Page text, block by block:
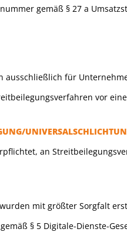
gemäß § 27 a
ausschließlich für
vor
an
mit größter Sorgfalt
§ 5 Digitale-Dienste-